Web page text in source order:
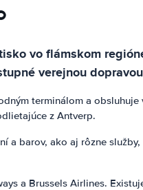
vo flámskom
verejnou
terminálom a
z Antverp.
barov, ako aj rôzne
a Brussels Airlines.